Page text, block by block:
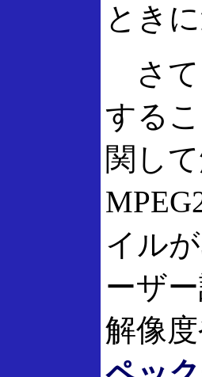
とき
さて
する
関し
イル
ーザ
解像